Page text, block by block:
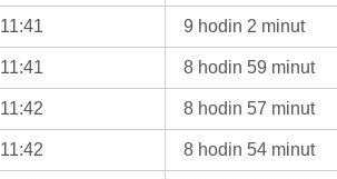
11:41 9 hodin 2 minut
11:41 8 hodin 59 minut
11:42 8 hodin 57 minut
11:42 8 hodin 54 minut